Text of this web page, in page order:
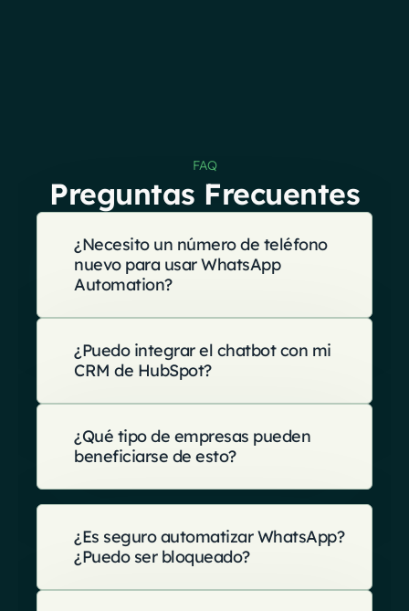
FAQ
Preguntas Frecuentes
¿Necesito un número de teléfono
nuevo para usar WhatsApp
Automation?
¿Puedo integrar el chatbot con mi
CRM de HubSpot?
¿Qué tipo de empresas pueden
beneficiarse de esto?
¿Es seguro automatizar WhatsApp?
¿Puedo ser bloqueado?